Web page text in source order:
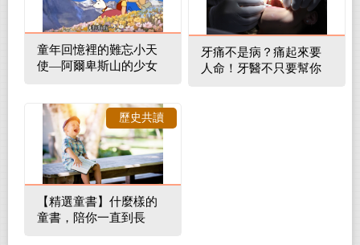
童年回憶裡的難忘小天
使—阿爾卑斯山的少女
牙痛不是病？痛起來要
人命！牙醫不只要幫你
【精選童書】什麼樣的
童書，陪你一直到長
歷史共讀